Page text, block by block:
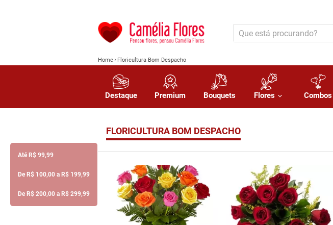
Até R$ 99,99
De R$ 100,00 a R$ 199,99
De R$ 200,00 a R$ 299,99
Destaque Premium Bouquets Flores Combos
Home Floricultura Bom Despacho
FLORICULTURA BOM DESPACHO